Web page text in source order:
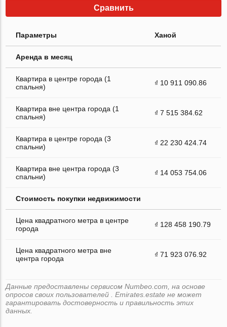
Сравнить
Параметры Ханой
Аренда в месяц
Квартира в центре города (1
спальня)
₫ 10 911 090.86
Квартира вне центра города (1
спальня)
₫ 7 515 384.62
Квартира в центре города (3
спальни)
₫ 22 230 424.74
Квартира вне центра города (3
спальни)
₫ 14 053 754.06
Стоимость покупки недвижимости
Цена квадратного метра в центре
города
₫ 128 458 190.79
Цена квадратного метра вне
центра города
₫ 71 923 076.92
Данные предоставлены сервисом Numbeo.com, на основе
опросов своих пользователей . Emirates.estate не может
гарантировать достоверность и правильность этих
данных.